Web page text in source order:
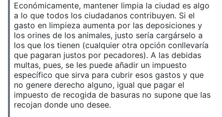
Económicamente, mantener limpia la ciudad es algo
a lo que todos los ciudadanos contribuyen. Si el
gasto en limpieza aumenta por las deposiciones y
los orines de los animales, justo sería cargárselo a
los que los tienen (cualquier otra opción conllevaría
que pagaran justos por pecadores). A las debidas
multas, pues, se les puede añadir un impuesto
específico que sirva para cubrir esos gastos y que
no genere derecho alguno, igual que pagar el
impuesto de recogida de basuras no supone que las
recojan donde uno desee.